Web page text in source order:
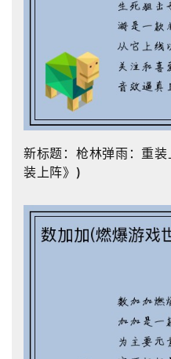
新标题：枪林弹雨：重
装上阵》)